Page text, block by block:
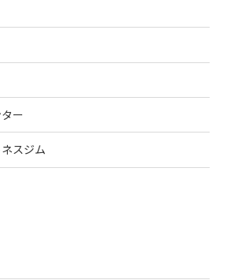
事業案内
ー
スジム